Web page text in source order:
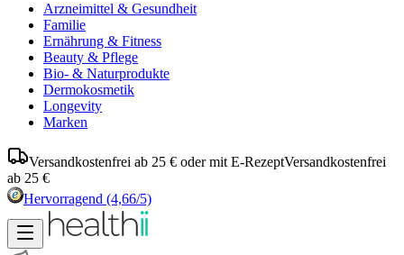
Arzneimittel & Gesundheit
Familie
Ernährung & Fitness
Beauty & Pflege
Bio- & Naturprodukte
Dermokosmetik
Longevity
Marken
Versandkostenfrei ab 25 € oder mit E-RezeptVersandkostenfrei
ab 25 €
Hervorragend (4,66/5)